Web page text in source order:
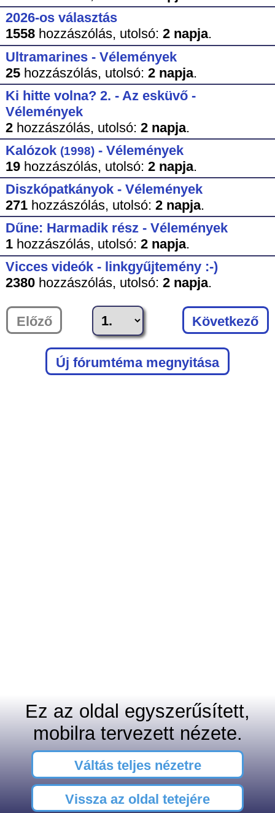
2026-os választás
1558hozzászólás, utolsó: 2 napja.
Ultramarines - Vélemények
25hozzászólás, utolsó: 2 napja.
Ki hitte volna? 2. - Az esküvő -
Vélemények
2hozzászólás, utolsó: 2 napja.
Kalózok (1998)- Vélemények
19hozzászólás, utolsó: 2 napja.
Diszkópatkányok - Vélemények
271hozzászólás, utolsó: 2 napja.
Dűne: Harmadik rész - Vélemények
1hozzászólás, utolsó: 2 napja.
Vicces videók - linkgyűjtemény :-)
2380hozzászólás, utolsó: 2 napja.
Előző Következő
Új fórumtéma megnyitása
Ez az oldal egyszerűsített,
mobilra tervezett nézete.
Váltás teljes nézetre
Vissza az oldal tetejére